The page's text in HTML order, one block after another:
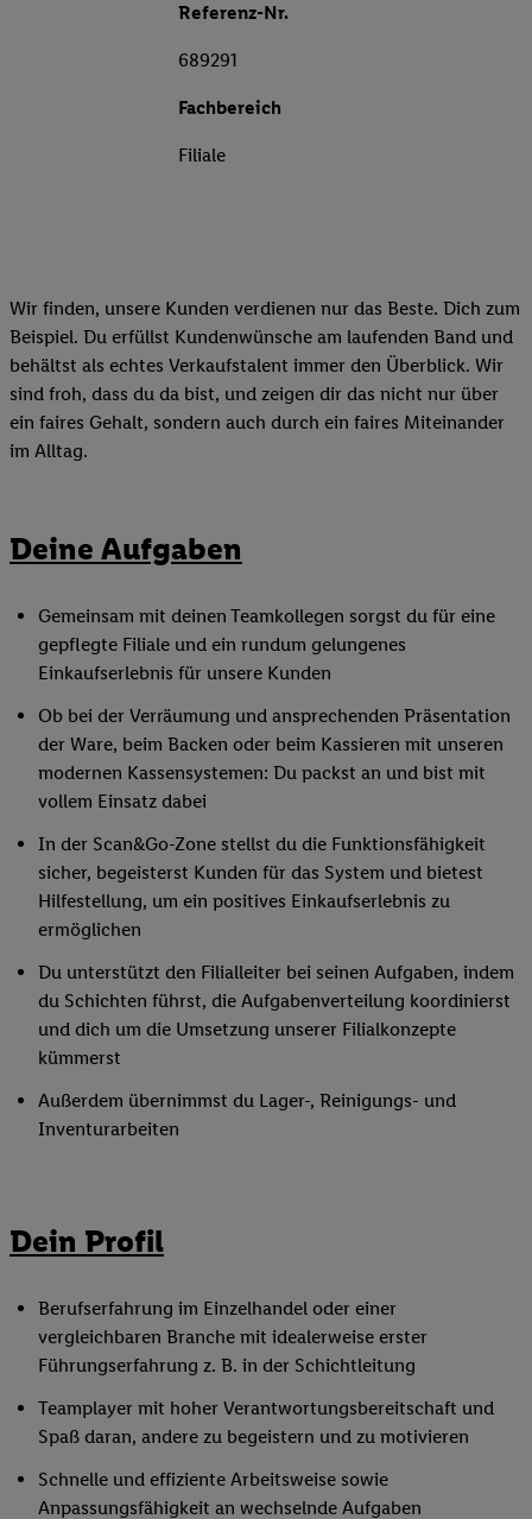
Referenz-Nr.
689291
Fachbereich
Filiale
Wir finden, unsere Kunden verdienen nur das Beste. Dich zum
Beispiel. Du erfüllst Kundenwünsche am laufenden Band und
behältst als echtes Verkaufstalent immer den Überblick. Wir
sind froh, dass du da bist, und zeigen dir das nicht nur über
ein faires Gehalt, sondern auch durch ein faires Miteinander
im Alltag.
Deine Aufgaben
Gemeinsam mit deinen Teamkollegen sorgst du für eine
gepflegte Filiale und ein rundum gelungenes
Einkaufserlebnis für unsere Kunden
Ob bei der Verräumung und ansprechenden Präsentation
der Ware, beim Backen oder beim Kassieren mit unseren
modernen Kassensystemen: Du packst an und bist mit
vollem Einsatz dabei
In der Scan&Go-Zone stellst du die Funktionsfähigkeit
sicher, begeisterst Kunden für das System und bietest
Hilfestellung, um ein positives Einkaufserlebnis zu
ermöglichen
Du unterstützt den Filialleiter bei seinen Aufgaben, indem
du Schichten führst, die Aufgabenverteilung koordinierst
und dich um die Umsetzung unserer Filialkonzepte
kümmerst
Außerdem übernimmst du Lager-, Reinigungs- und
Inventurarbeiten
Dein Profil
Berufserfahrung im Einzelhandel oder einer
vergleichbaren Branche mit idealerweise erster
Führungserfahrung z. B. in der Schichtleitung
Teamplayer mit hoher Verantwortungsbereitschaft und
Spaß daran, andere zu begeistern und zu motivieren
Schnelle und effiziente Arbeitsweise sowie
Anpassungsfähigkeit an wechselnde Aufgaben